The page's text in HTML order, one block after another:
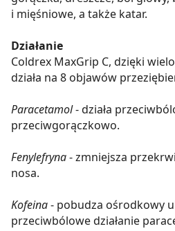
i mięśniowe, a także katar.
Działanie
Coldrex MaxGrip C, dzięki
działa na 8 objawów
Paracetamol- działa
przeciwgorączkowo.
Fenylefryna- zmniejsza
nosa.
Kofeina- pobudza ośrodkowy
przeciwbólowe działanie